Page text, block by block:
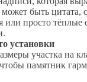
быть цитата,
или просто тёплые
установки
участка на
памятник